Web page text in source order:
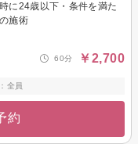
に24歳以下・条件を満た
施術
60分 ￥2,700
全員
約